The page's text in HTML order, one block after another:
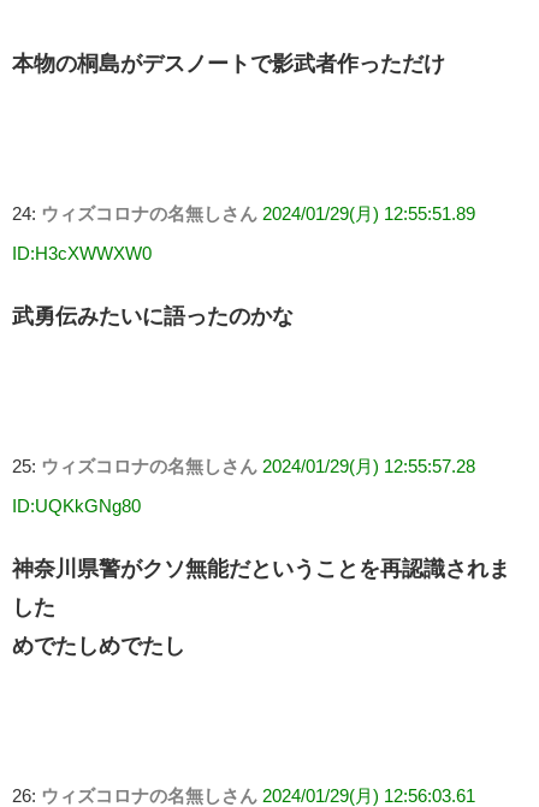
本物の桐島がデスノートで影武者作っただけ
24: ウィズコロナの名無しさん 2024/01/29(月) 12:55:51.89
ID:H3cXWWXW0
武勇伝みたいに語ったのかな
25: ウィズコロナの名無しさん 2024/01/29(月) 12:55:57.28
ID:UQKkGNg80
神奈川県警がクソ無能だということを再認識されま
した
めでたしめでたし
26: ウィズコロナの名無しさん 2024/01/29(月) 12:56:03.61